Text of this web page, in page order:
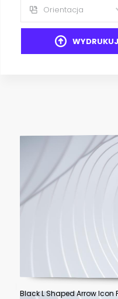
Orientacja